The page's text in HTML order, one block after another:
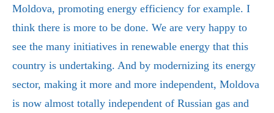
Moldova, promoting energy efficiency for example. I
think there is more to be done. We are very happy to
see the many initiatives in renewable energy that this
country is undertaking. And by modernizing its energy
sector, making it more and more independent, Moldova
is now almost totally independent of Russian gas and